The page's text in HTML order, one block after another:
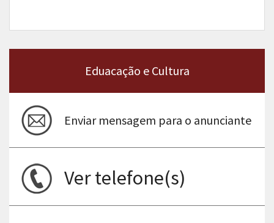
Eduacação e Cultura
Enviar mensagem para o anunciante
Ver telefone(s)